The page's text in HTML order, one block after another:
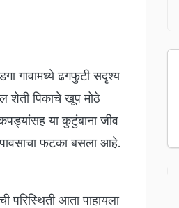
गावामध्ये ढगफुटी सदृश्य
शेती पिकाचे खूप मोठे
या कुटुंबाना जीव
पावसाचा फटका बसला आहे.
परिस्थिती आता पाहायला